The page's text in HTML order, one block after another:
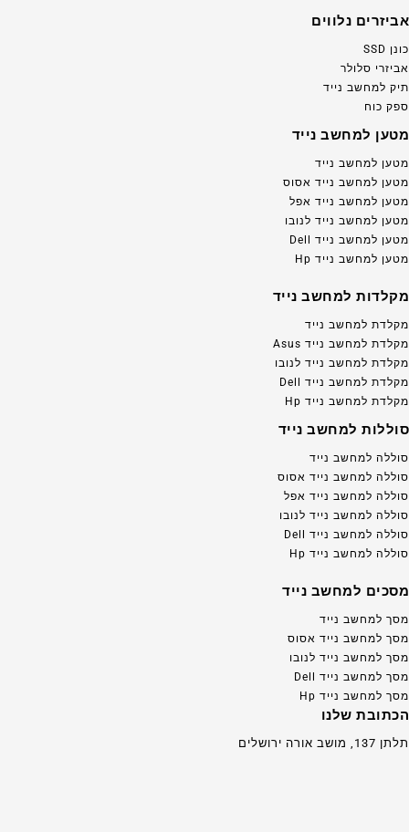
אביזרים נלווים
כונן SSD
אביזרי סלולר
תיק למחשב נייד
ספק כוח
מטען למחשב נייד
מטען למחשב נייד
מטען למחשב נייד אסוס
מטען למחשב נייד אפל
מטען למחשב נייד לנובו
מטען למחשב נייד Dell
מטען למחשב נייד Hp
מקלדות למחשב נייד
מקלדת למחשב נייד
מקלדת למחשב נייד Asus
מקלדת למחשב נייד לנובו
מקלדת למחשב נייד Dell
מקלדת למחשב נייד Hp
סוללות למחשב נייד
סוללה למחשב נייד
סוללה למחשב נייד אסוס
סוללה למחשב נייד אפל
סוללה למחשב נייד לנובו
סוללה למחשב נייד Dell
סוללה למחשב נייד Hp
מסכים למחשב נייד
מסך למחשב נייד
מסך למחשב נייד אסוס
מסך למחשב נייד לנובו
מסך למחשב נייד Dell
מסך למחשב נייד Hp
הכתובת שלנו
תלתן 137, מושב אורה ירושלים